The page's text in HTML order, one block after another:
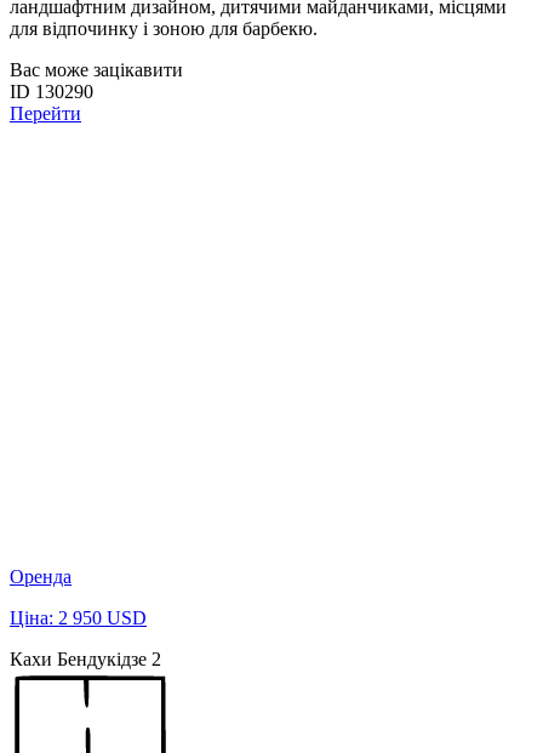
ландшафтним дизайном, дитячими майданчиками, місцями
для відпочинку і зоною для барбекю.
Вас може зацікавити
ID 130290
Перейти
Оренда
Ціна: 2 950 USD
Кахи Бендукідзе 2